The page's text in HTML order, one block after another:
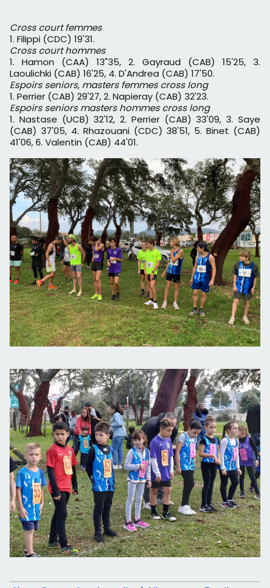
Cross court femmes
1. Filippi (CDC) 19'31.
Cross court hommes
1. Hamon (CAA) 13"35, 2. Gayraud (CAB) 15'25, 3.
Laoulichki (CAB) 16'25, 4. D'Andrea (CAB) 17'50.
Espoirs seniors, masters femmes cross long
1. Perrier (CAB) 29'27, 2. Napieray (CAB) 32'23.
Espoirs seniors masters hommes cross long
1. Nastase (UCB) 32'12, 2. Perrier (CAB) 33'09, 3. Saye
(CAB) 37'05, 4. Rhazouani (CDC) 38'51, 5. Binet (CAB)
41'06, 6. Valentin (CAB) 44'01.